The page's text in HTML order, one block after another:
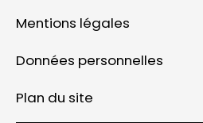
Mentions légales
Données personnelles
Plan du site